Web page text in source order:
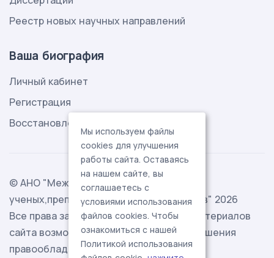
Реестр новых научных направлений
Ваша биография
Личный кабинет
Регистрация
Восстановление пароля
© АНО "Международная ассоциация
ученых,преподавателей и специалистов" 2026
Все права защищены. Использование материалов
сайта возможно исключительно с разрешения
правообладателя.
Мы используем файлы
cookies для улучшения
работы сайта. Оставаясь
на нашем сайте, вы
соглашаетесь с
условиями использования
файлов cookies. Чтобы
ознакомиться с нашей
Политикой использования